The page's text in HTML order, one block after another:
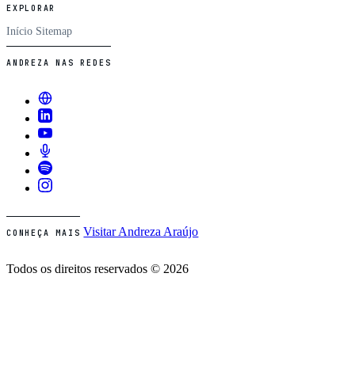
EXPLORAR
Início Sitemap
ANDREZA NAS REDES
CONHEÇA MAIS Visitar Andreza Araújo
Todos os direitos reservados © 2026